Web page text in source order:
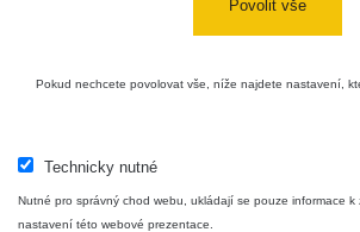
Mapa
Povolit vše
Pokud nechcete povolovat vše, níže najdete nastavení,
Technicky nutné
Nutné pro správný chod webu, ukládají se pouze informace
nastavení této webové prezentace.